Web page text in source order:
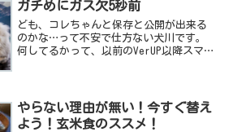
らつらと語っていきますの...
ガチめにガス欠5秒前
ども、コレちゃんと保存と公開が出来る
のかな…って不安で仕方ない犬川です。
何してるかって、以前のVerUP以降スマホ
してこの文...
やらない理由が無い！今すぐ替え
よう！玄米食のススメ！